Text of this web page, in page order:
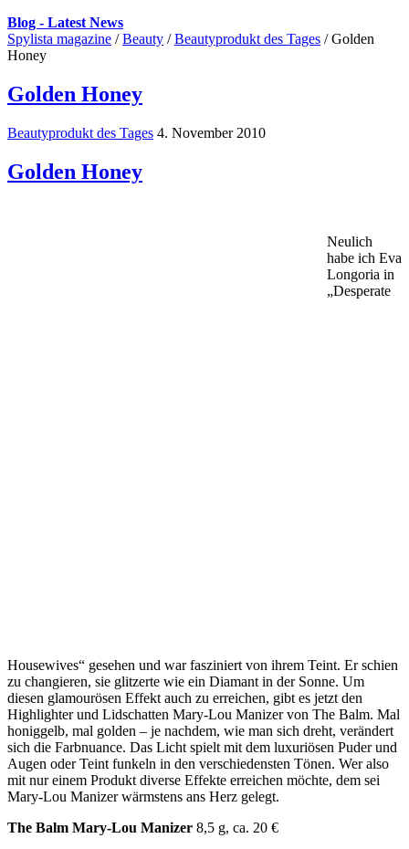
Blog - Latest News
Spylista magazine / Beauty / Beautyprodukt des Tages / Golden
Honey
Golden Honey
Beautyprodukt des Tages 4. November 2010
Golden Honey
Neulich
habe ich Eva
Longoria in
„Desperate
Housewives“ gesehen und war fasziniert von ihrem Teint. Er schien
zu changieren, sie glitzerte wie ein Diamant in der Sonne. Um
diesen glamourösen Effekt auch zu erreichen, gibt es jetzt den
Highlighter und Lidschatten Mary-Lou Manizer von The Balm. Mal
honiggelb, mal golden – je nachdem, wie man sich dreht, verändert
sich die Farbnuance. Das Licht spielt mit dem luxuriösen Puder und
Augen oder Teint funkeln in den verschiedensten Tönen. Wer also
mit nur einem Produkt diverse Effekte erreichen möchte, dem sei
Mary-Lou Manizer wärmstens ans Herz gelegt.
The Balm Mary-Lou Manizer 8,5 g, ca. 20 €